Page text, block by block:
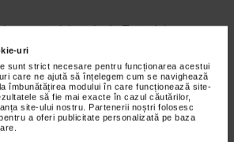
uri
sunt strict necesare pentru funcționarea acestui
care ne ajută să înțelegem cum se navighează
îmbunătățirea modului în care funcționează site-
să fie mai exacte în cazul căutărilor,
site-ului nostru. Partenerii noștri folosesc
a oferi publicitate personalizată pe baza
a actualei stagiuni a Teatrului
4 Dansuri de Albert Espinosa, unul
dramaturgi spanioli contemporani...